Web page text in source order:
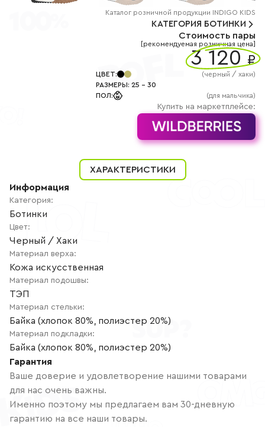
+7
АВТОРИЗАЦИЯ
РЕГИСТРАЦИЯ
Каталог розничной продукции INDIGO KIDS
КАТЕГОРИЯ БОТИНКИ
Стоимость пары
[рекомендуемая розничная цена]
3 120 ₽
ЦВЕТ: (черный / хаки)
РАЗМЕРЫ: 25 - 30
ПОЛ: (для мальчика)
Купить на маркетплейсе:
ХАРАКТЕРИСТИКИ
Информация
Категория:
Ботинки
Цвет:
Черный / Хаки
Материал верха:
Кожа искусственная
Материал подошвы:
ТЭП
Материал стельки:
Байка (хлопок 80%, полиэстер 20%)
Материал подкладки:
Байка (хлопок 80%, полиэстер 20%)
Гарантия
Ваше доверие и удовлетворение нашими товарами
для нас очень важны.
Именно поэтому мы предлагаем вам 30-дневную
гарантию на все наши товары.